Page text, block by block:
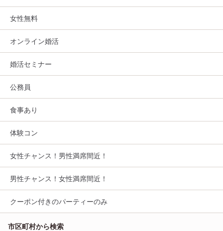
女性無料
オンライン婚活
婚活セミナー
公務員
食事あり
体験コン
女性チャンス！男性満席間近！
男性チャンス！女性満席間近！
クーポン付きのパーティーのみ
市区町村から検索